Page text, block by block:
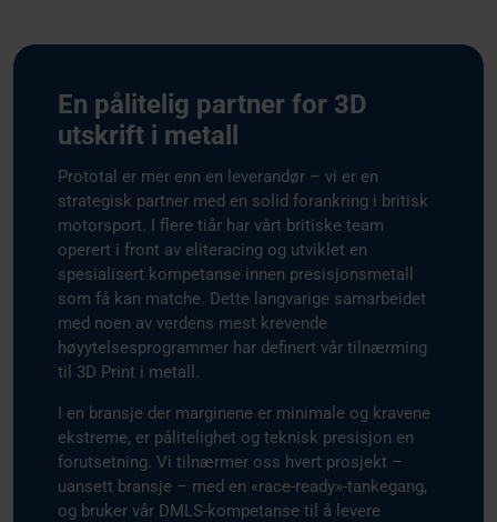
En pålitelig partner for 3D
utskrift i metall
Prototal er mer enn en leverandør – vi er en
strategisk partner med en solid forankring i britisk
motorsport. I flere tiår har vårt britiske team
operert i front av eliteracing og utviklet en
spesialisert kompetanse innen presisjonsmetall
som få kan matche. Dette langvarige samarbeidet
med noen av verdens mest krevende
høyytelsesprogrammer har definert vår tilnærming
til 3D Print i metall.
I en bransje der marginene er minimale og kravene
ekstreme, er pålitelighet og teknisk presisjon en
forutsetning. Vi tilnærmer oss hvert prosjekt –
uansett bransje – med en «race-ready»-tankegang,
og bruker vår DMLS-kompetanse til å levere